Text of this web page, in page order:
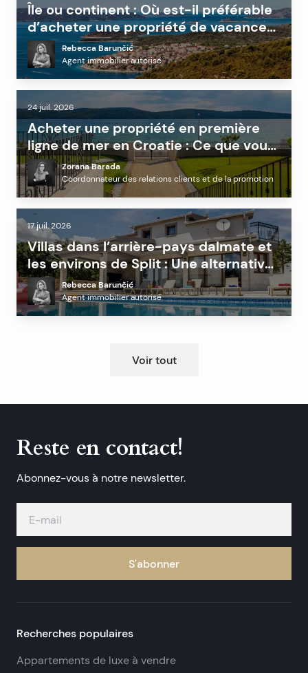
Île ou continent : Où est-il préférable
d’acheter une propriété de vacances
en Dalmatie ?
Rebecca Barunčić
Agent immobilier autorisé
24 juil. 2026
Acheter une propriété en première
ligne de mer en Croatie : Ce que vous
devez savoir avant d’investir
Zorana Barada
Coordonnateur des relations clients et de la promotion
17 juil. 2026
Villas dans l’arrière-pays dalmate et
les environs de Split : Une alternative
rentable à la côte ?
Rebecca Barunčić
Agent immobilier autorisé
Voir tout
Reste en contact!
Abonnez-vous à notre newsletter.
S'abonner
Recherches populaires
Appartements de luxe à vendre